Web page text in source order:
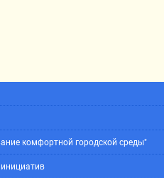
комфортной городской среды"